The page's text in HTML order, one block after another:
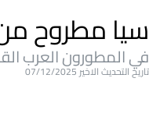
سيا مطروح
في المطورون العرب
تاريخ التحديث الاخير 07/12/2025